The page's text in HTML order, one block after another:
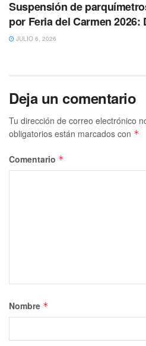
Suspensión de
por Feria del Carmen 2026:
JULIO 6, 2026
Deja un comentario
Tu dirección de correo electrónico
obligatorios están marcados con *
Comentario *
Nombre *